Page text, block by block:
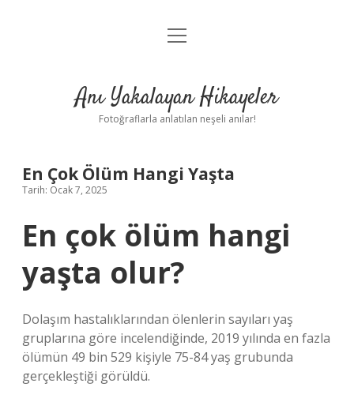
Anasayfa
Yasal Uyarı
menüyü
Anı Yakalayan Hikayeler
Fotoğraflarla anlatılan neşeli anılar!
En Çok Ölüm Hangi Yaşta
Tarih: Ocak 7, 2025
En çok ölüm hangi
yaşta olur?
Dolaşım hastalıklarından ölenlerin sayıları yaş
gruplarına göre incelendiğinde, 2019 yılında en fazla
ölümün 49 bin 529 kişiyle 75-84 yaş grubunda
gerçekleştiği görüldü.